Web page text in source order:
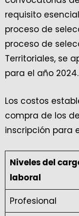
requisito
proceso de
proceso de
Territoriales, se
para el año 2024.
Los costos
compra de los
inscripción para
Niveles del
laboral
Profesional